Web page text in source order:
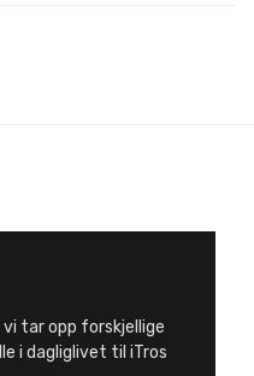
tar opp forskjellige
i dagliglivet til iTros